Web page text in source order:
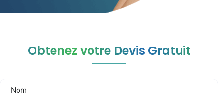
Obtenez votre Devis Gratuit